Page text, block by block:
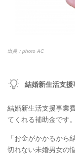
出典：photo AC
結婚新生活支援
結婚新生活支援事業
てくれる補助金です。
「お金がかかるから
切れない未婚男女の